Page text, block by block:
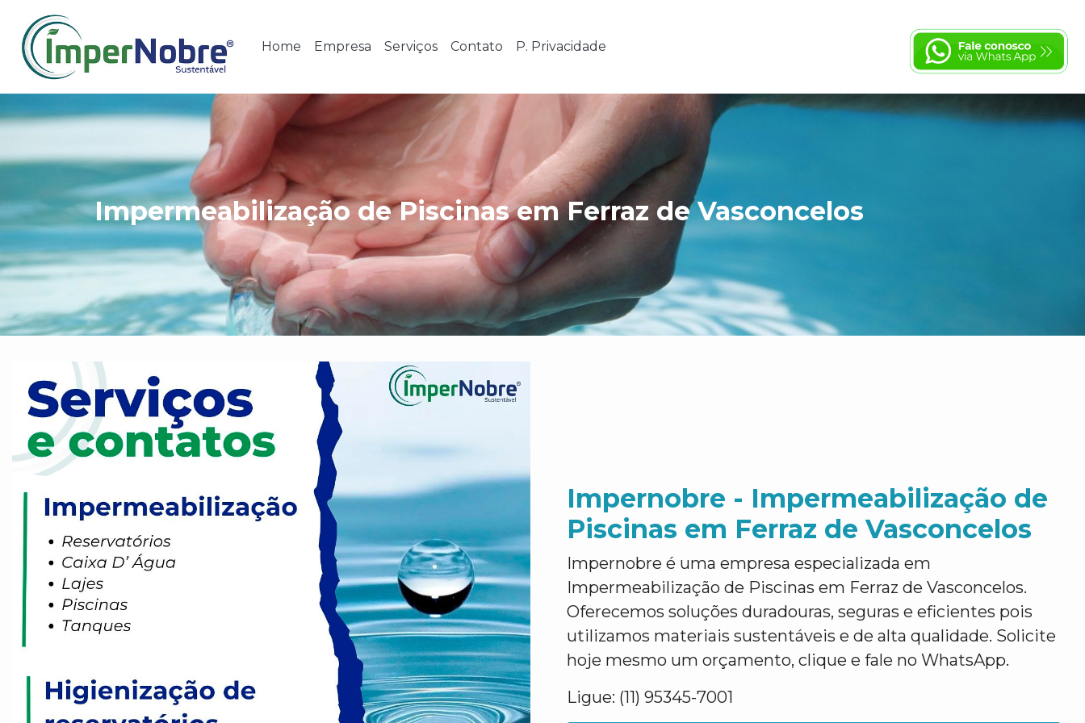
Home Empresa Serviços Contato P. Privacidade
Impermeabilização de Piscinas em Ferraz de Vasconcelos
Impernobre - Impermeabilização de
Piscinas em Ferraz de Vasconcelos
Impernobre é uma empresa especializada em
Impermeabilização de Piscinas em Ferraz de Vasconcelos.
Oferecemos soluções duradouras, seguras e eficientes pois
utilizamos materiais sustentáveis e de alta qualidade. Solicite
hoje mesmo um orçamento, clique e fale no WhatsApp.
Ligue: (11) 95345-7001